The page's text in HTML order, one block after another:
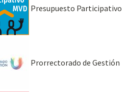
Presupuesto Participativo
Prorrectorado de Gestión